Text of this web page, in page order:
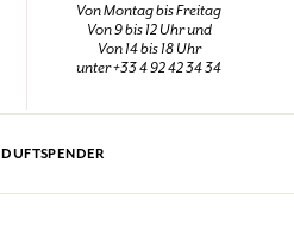
Von Montag bis Freitag
Von 9 bis 12 Uhr und
Von 14 bis 18 Uhr
unter +33 4 92 42 34 34
DUFTSPENDER